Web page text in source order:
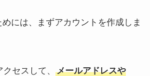
には、まずアカウントを作成しま
クセスして、 メールアドレスや